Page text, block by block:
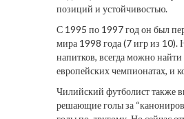
позиций и устойчивостью.
С 1995 по 1997 год он был
мира 1998 года (7 игр из 10).
напитков, всегда можно
европейских чемпионатах, и
Чилийский футболист также
решающие голы за